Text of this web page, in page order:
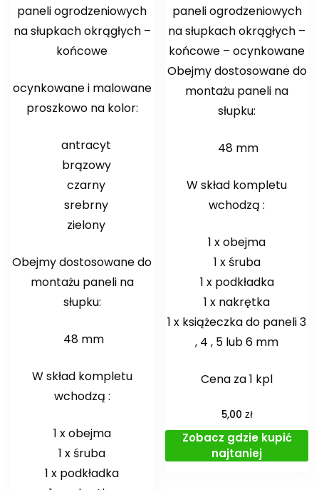
paneli ogrodzeniowych
na słupkach okrągłych –
końcowe
ocynkowane i malowane
proszkowo na kolor:
antracyt
brązowy
czarny
srebrny
zielony
Obejmy dostosowane do
montażu paneli na
słupku:
48 mm
W skład kompletu
wchodzą :
1 x obejma
1 x śruba
1 x podkładka
paneli ogrodzeniowych
na słupkach okrągłych –
końcowe – ocynkowane
Obejmy dostosowane do
montażu paneli na
słupku:
48 mm
W skład kompletu
wchodzą :
1 x obejma
1 x śruba
1 x podkładka
1 x nakrętka
1 x książeczka do paneli 3
, 4 , 5 lub 6 mm
Cena za 1 kpl
5,00 zł
Zobacz gdzie kupić
najtaniej